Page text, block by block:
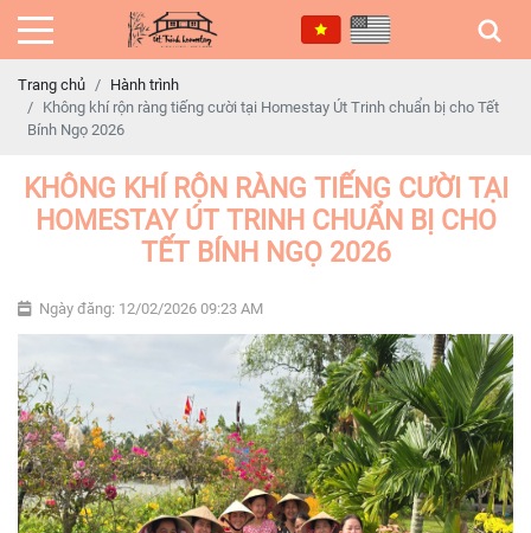
Trang chủ
Hành trình
Không khí rộn ràng tiếng cười tại Homestay Út Trinh chuẩn bị cho Tết
Bính Ngọ 2026
KHÔNG KHÍ RỘN RÀNG TIẾNG CƯỜI TẠI
HOMESTAY ÚT TRINH CHUẨN BỊ CHO
TẾT BÍNH NGỌ 2026
Ngày đăng: 12/02/2026 09:23 AM